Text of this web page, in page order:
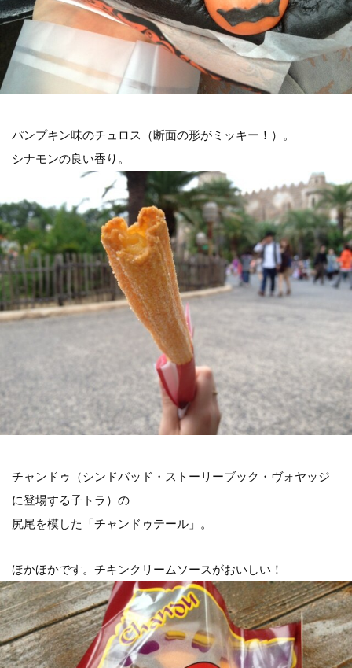
パンプキン味のチュロス（断面の形がミッキー！）。
シナモンの良い香り。
チャンドゥ（シンドバッド・ストーリーブック・ヴォヤッジ
に登場する子トラ）の
尻尾を模した「チャンドゥテール」。
ほかほかです。チキンクリームソースがおいしい！